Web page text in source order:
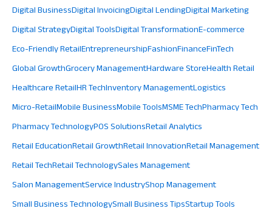
Digital BusinessDigital InvoicingDigital LendingDigital Marketing
Digital StrategyDigital ToolsDigital TransformationE-commerce
Eco-Friendly RetailEntrepreneurshipFashionFinanceFinTech
Global GrowthGrocery ManagementHardware StoreHealth Retail
Healthcare RetailHR TechInventory ManagementLogistics
Micro-RetailMobile BusinessMobile ToolsMSME TechPharmacy Tech
Pharmacy TechnologyPOS SolutionsRetail Analytics
Retail EducationRetail GrowthRetail InnovationRetail Management
Retail TechRetail TechnologySales Management
Salon ManagementService IndustryShop Management
Small Business TechnologySmall Business TipsStartup Tools